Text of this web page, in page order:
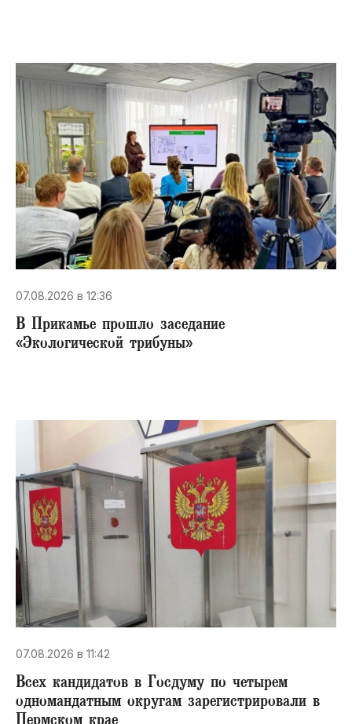
07.08.2026 в 12:36
В Прикамье прошло заседание
«Экологической трибуны»
07.08.2026 в 11:42
Всех кандидатов в Госдуму по четырем
одномандатным округам зарегистрировали в